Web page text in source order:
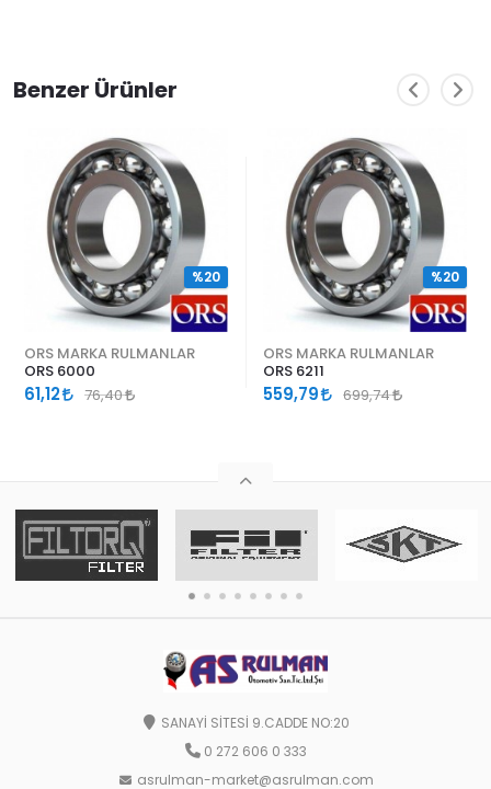
Benzer Ürünler
ORS MARKA RULMANLAR
ORS 6000
61,12 76,40
%20
ORS MARKA RULMANLAR
ORS 6211
559,79 699,74
%20
SANAYİ SİTESİ 9.CADDE NO:20
0 272 606 0 333
asrulman-market@asrulman.com